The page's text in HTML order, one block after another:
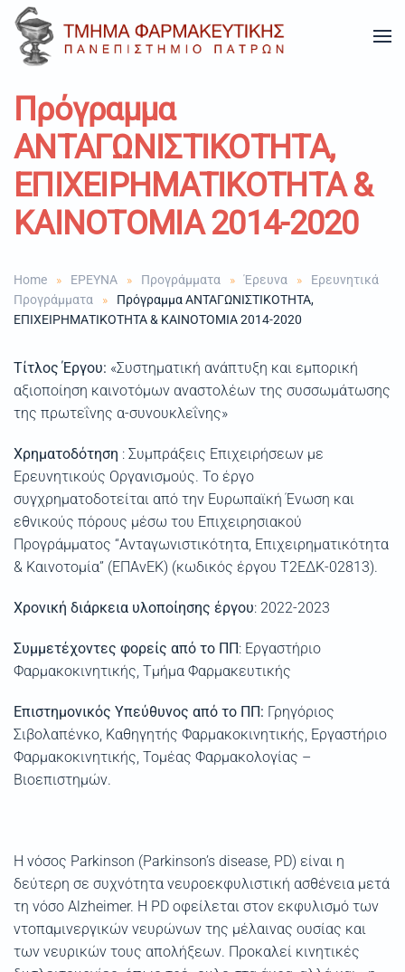
Skip to main content
Πρόγραμμα
ΑΝΤΑΓΩΝΙΣΤΙΚΟΤΗΤΑ,
ΕΠΙΧΕΙΡΗΜΑΤΙΚΟΤΗΤΑ &
ΚΑΙΝΟΤΟΜΙΑ 2014-2020
Home ΕΡΕΥΝΑ Προγράμματα Έρευνα
Ερευνητικά
Προγράμματα
Πρόγραμμα ΑΝΤΑΓΩΝΙΣΤΙΚΟΤΗΤΑ,
ΕΠΙΧΕΙΡΗΜΑΤΙΚΟΤΗΤΑ & ΚΑΙΝΟΤΟΜΙΑ 2014-2020
Τίτλος Έργου: «Συστηματική ανάπτυξη και εμπορική
αξιοποίηση καινοτόμων αναστολέων της συσσωμάτωσης
της πρωτεΐνης α-συνουκλεΐνης»
Χρηματοδότηση : Συμπράξεις Επιχειρήσεων με
Ερευνητικούς Οργανισμούς. Το έργο
συγχρηματοδοτείται από την Ευρωπαϊκή Ένωση και
εθνικούς πόρους μέσω του Επιχειρησιακού
Προγράμματος “Ανταγωνιστικότητα, Επιχειρηματικότητα
& Καινοτομία” (ΕΠΑνΕΚ) (κωδικός έργου Τ2ΕΔΚ-02813).
Χρονική διάρκεια υλοποίησης έργου: 2022-2023
Συμμετέχοντες φορείς από το ΠΠ: Εργαστήριο
Φαρμακοκινητικής, Τμήμα Φαρμακευτικής
Επιστημονικός Υπεύθυνος από το ΠΠ: Γρηγόριος
Σιβολαπένκο, Καθηγητής Φαρμακοκινητικής, Εργαστήριο
Φαρμακοκινητικής, Τομέας Φαρμακολογίας –
Βιοεπιστημών.
Η νόσος Parkinson (Parkinson’s disease, PD) είναι η
δεύτερη σε συχνότητα νευροεκφυλιστική ασθένεια μετά
τη νόσο Alzheimer. Η PD οφείλεται στον εκφυλισμό των
ντοπαμινεργικών νευρώνων της μέλαινας ουσίας και
των νευρικών τους απολήξεων. Προκαλεί κινητικές